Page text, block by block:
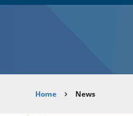
Breadcrumb
Home News